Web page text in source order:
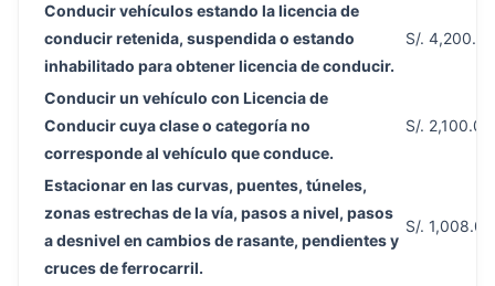
Conducir vehículos estando la licencia de
conducir retenida, suspendida o estando
inhabilitado para obtener licencia de conducir.
S/. 4,200.00
Conducir un vehículo con Licencia de
Conducir cuya clase o categoría no
corresponde al vehículo que conduce.
S/. 2,100.00
Estacionar en las curvas, puentes, túneles,
zonas estrechas de la vía, pasos a nivel, pasos
a desnivel en cambios de rasante, pendientes y
cruces de ferrocarril.
S/. 1,008.00